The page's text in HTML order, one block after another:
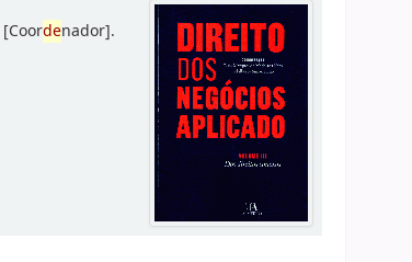
[Coordenador].